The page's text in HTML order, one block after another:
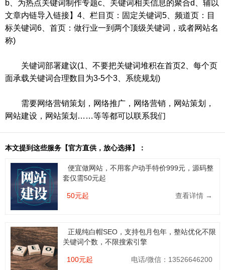
b、为热点关键词制作专题c、关键词相关信息的聚合d、辅以
文章内链导入链接】4、栏目页：固定关键词5、频道页：目
标关键词6、首页：做行业一到两个顶级关键词，或者网站名
称)
关键词部署建议(1、不要把关键词堆积在首页2、每个页
面承载关键词合理数目为3-5个3、系统规划)
需要网络营销策划，网络推广，网络营销，网站策划，
网站建设，网站策划……等等都可以联系我们
本文提到这些服务【官方直供，放心选择】：
便宜做网站，不用客户动手特价999元，源码整
套仅需50元起
50元起 查看详情 →
正规纯白帽SEO，支持包月包年，整站优化不限
关键词个数，不限搜索引擎
100元起 电话/微信：13526646200